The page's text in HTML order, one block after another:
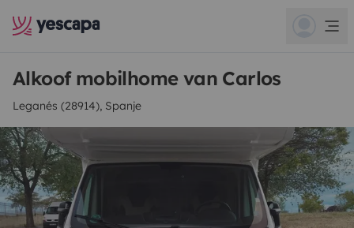
Alkoof mobilhome van Carlos
Leganés (28914), Spanje